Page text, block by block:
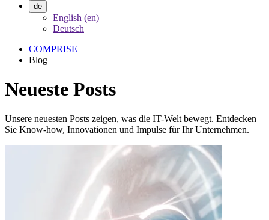
de
English (en)
Deutsch
COMPRISE
Blog
Neueste Posts
Unsere neuesten Posts zeigen, was die IT-Welt bewegt. Entdecken
Sie Know-how, Innovationen und Impulse für Ihr Unternehmen.